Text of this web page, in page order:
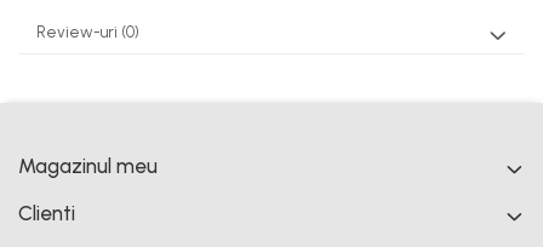
inainte de-a comanda!!!
Review-uri (0)
Magazinul meu
Clienti